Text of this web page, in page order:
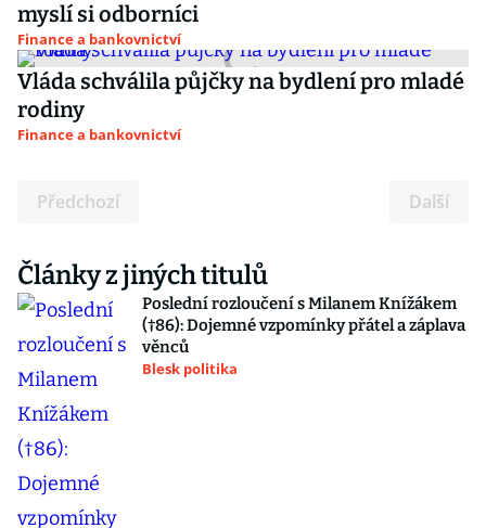
myslí si odborníci
Finance a bankovnictví
Vláda schválila půjčky na bydlení pro mladé
rodiny
Finance a bankovnictví
Předchozí Další
Články z jiných titulů
Poslední rozloučení s Milanem Knížákem
(†86): Dojemné vzpomínky přátel a záplava
věnců
Blesk politika